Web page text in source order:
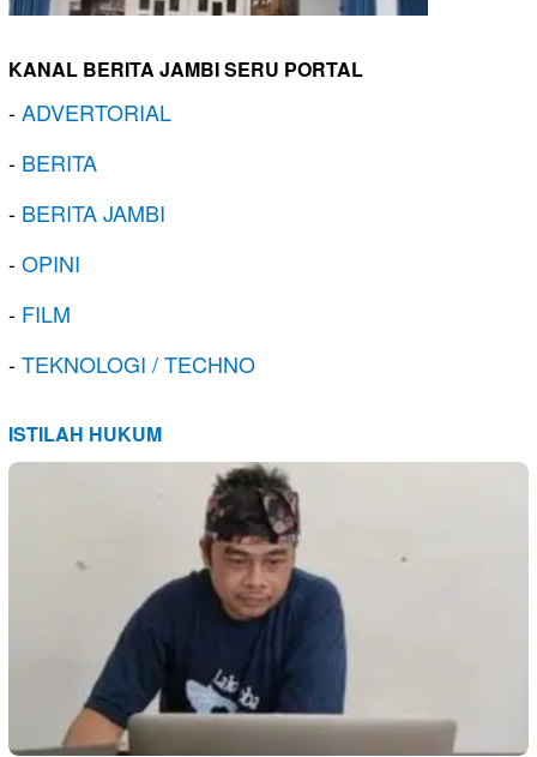
KANAL BERITA JAMBI SERU PORTAL
-ADVERTORIAL
- BERITA
- BERITA JAMBI
-OPINI
- FILM
-TEKNOLOGI / TECHNO
ISTILAH HUKUM